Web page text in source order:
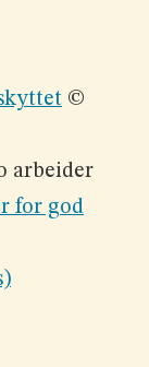
©
arbeider
for god